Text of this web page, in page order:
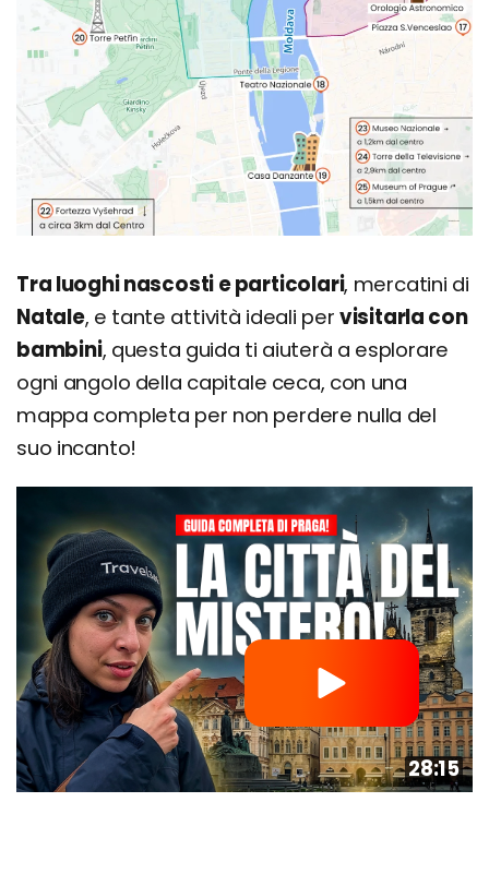
Tra luoghi nascosti e particolari, mercatini di
Natale, e tante attività ideali per visitarla con
bambini, questa guida ti aiuterà a esplorare
ogni angolo della capitale ceca, con una
mappa completa per non perdere nulla del
suo incanto!